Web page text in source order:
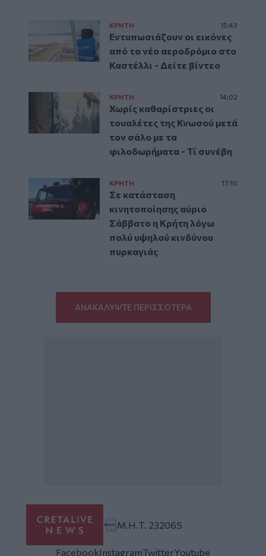
ΚΡΗΤΗ 15:43
Εντυπωσιάζουν οι εικόνες
από το νέο αεροδρόμιο στο
Καστέλλι - Δείτε βίντεο
ΚΡΗΤΗ 14:02
Χωρίς καθαρίστριες οι
τουαλέτες της Κνωσού μετά
τον σάλο με τα
φιλοδωρήματα - Τί συνέβη
ΚΡΗΤΗ 17:10
Σε κατάσταση
κινητοποίησης αύριο
Σάββατο η Κρήτη λόγω
πολύ υψηλού κινδύνου
πυρκαγιάς
ΑΝΑΚΑΛΥΨΤΕ ΠΕΡΙΣΣΟΤΕΡΑ
Μ.Η.Τ. 232065
FacebookInstagramTwitterYoutube